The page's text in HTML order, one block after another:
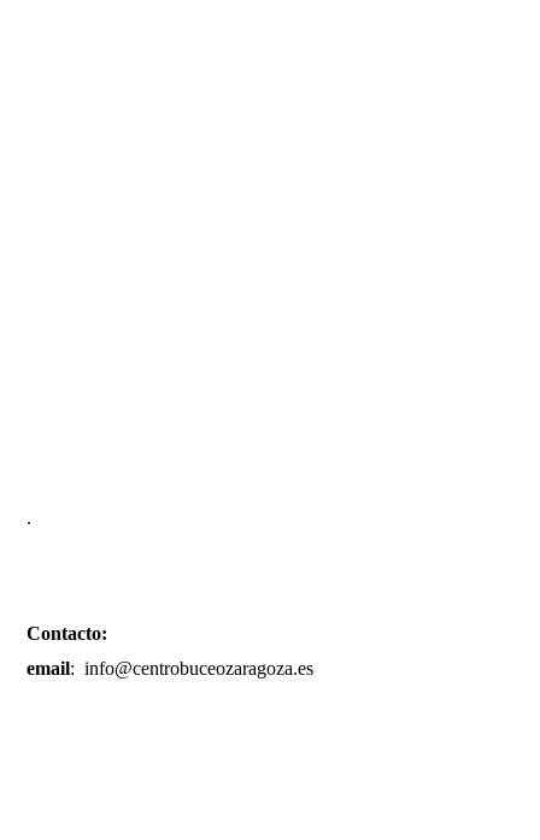
.
Contacto:
email: info@centrobuceozaragoza.es